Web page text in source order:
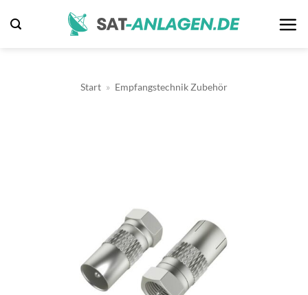
Inhalt
Start » Empfangstechnik Zubehör